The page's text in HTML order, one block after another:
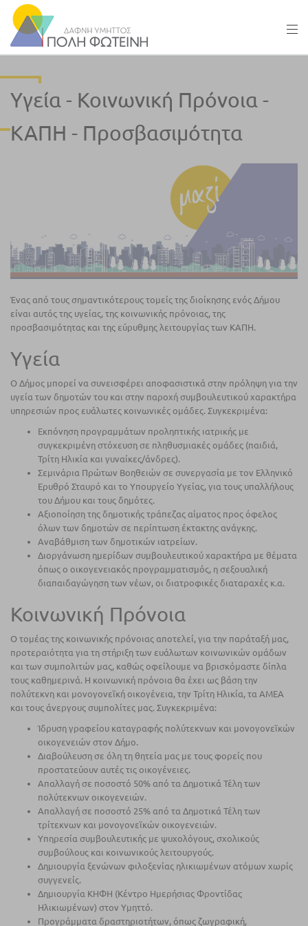
Υγεία - Κοινωνική Πρόνοια -
ΚΑΠΗ - Προσβασιμότητα
Ένας από τους σημαντικότερους τομείς της διοίκησης ενός Δήμου
είναι αυτός της υγείας, της κοινωνικής πρόνοιας, της
προσβασιμότητας και της εύρυθμης λειτουργίας των ΚΑΠΗ.
Υγεία
Ο Δήμος μπορεί να συνεισφέρει αποφασιστικά στην πρόληψη για την
υγεία των δημοτών του και στην παροχή συμβουλευτικού χαρακτήρα
υπηρεσιών προς ευάλωτες κοινωνικές ομάδες. Συγκεκριμένα:
Εκπόνηση προγραμμάτων προληπτικής ιατρικής με
συγκεκριμένη στόχευση σε πληθυσμιακές ομάδες (παιδιά,
Τρίτη Ηλικία και γυναίκες/άνδρες).
Σεμινάρια Πρώτων Βοηθειών σε συνεργασία με τον Ελληνικό
Ερυθρό Σταυρό και το Υπουργείο Υγείας, για τους υπαλλήλους
του Δήμου και τους δημότες.
Αξιοποίηση της δημοτικής τράπεζας αίματος προς όφελος
όλων των δημοτών σε περίπτωση έκτακτης ανάγκης.
Αναβάθμιση των δημοτικών ιατρείων.
Διοργάνωση ημερίδων συμβουλευτικού χαρακτήρα με θέματα
όπως ο οικογενειακός προγραμματισμός, η σεξουαλική
διαπαιδαγώγηση των νέων, οι διατροφικές διαταραχές κ.α.
Κοινωνική Πρόνοια
Ο τομέας της κοινωνικής πρόνοιας αποτελεί, για την παράταξή μας,
προτεραιότητα για τη στήριξη των ευάλωτων κοινωνικών ομάδων
και των συμπολιτών μας, καθώς οφείλουμε να βρισκόμαστε δίπλα
τους καθημερινά. Η κοινωνική πρόνοια θα έχει ως βάση την
πολύτεκνη και μονογονεϊκή οικογένεια, την Τρίτη Ηλικία, τα ΑΜΕΑ
και τους άνεργους συμπολίτες μας. Συγκεκριμένα:
Ίδρυση γραφείου καταγραφής πολύτεκνων και μονογονεϊκών
οικογενειών στον Δήμο.
Διαβούλευση σε όλη τη θητεία μας με τους φορείς που
προστατεύουν αυτές τις οικογένειες.
Απαλλαγή σε ποσοστό 50% από τα Δημοτικά Τέλη των
πολύτεκνων οικογενειών.
Απαλλαγή σε ποσοστό 25% από τα Δημοτικά Τέλη των
τρίτεκνων και μονογονεϊκών οικογενειών.
Υπηρεσία συμβουλευτικής με ψυχολόγους, σχολικούς
συμβούλους και κοινωνικούς λειτουργούς.
Δημιουργία ξενώνων φιλοξενίας ηλικιωμένων ατόμων χωρίς
συγγενείς.
Δημιουργία ΚΗΦΗ (Κέντρο Ημερήσιας Φροντίδας
Ηλικιωμένων) στον Υμηττό.
Προγράμματα δραστηριοτήτων, όπως ζωγραφική,